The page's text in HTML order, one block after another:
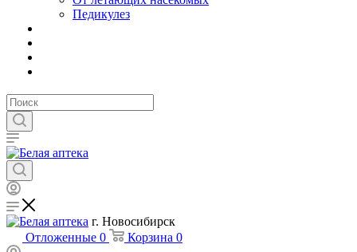
Педикулез
г. Новосибирск
Отложенные 0 Корзина 0